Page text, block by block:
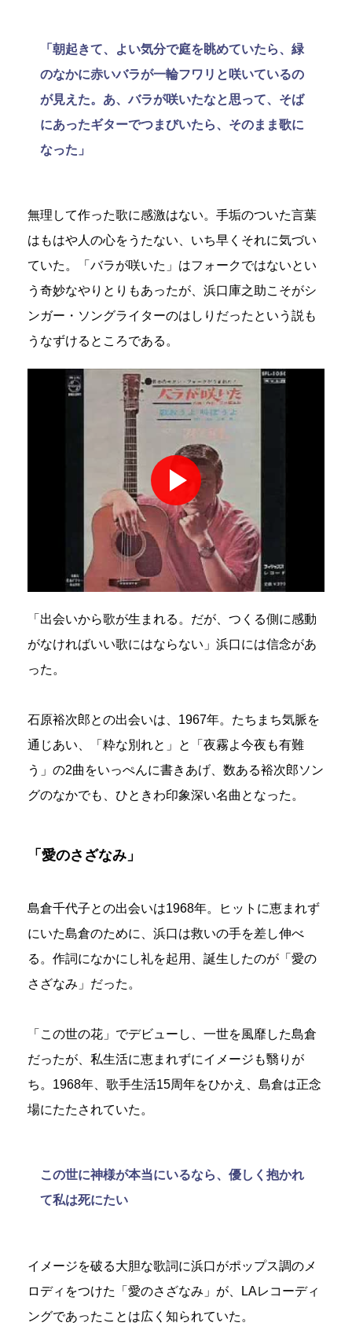
「朝起きて、よい気分で庭を眺めていたら、緑
のなかに赤いバラが一輪フワリと咲いているの
が見えた。あ、バラが咲いたなと思って、そば
にあったギターでつまびいたら、そのまま歌に
なった」
無理して作った歌に感激はない。手垢のついた言葉
はもはや人の心をうたない、いち早くそれに気づい
ていた。「バラが咲いた」はフォークではないとい
う奇妙なやりとりもあったが、浜口庫之助こそがシ
ンガー・ソングライターのはしりだったという説も
うなずけるところである。
「出会いから歌が生まれる。だが、つくる側に感動
がなければいい歌にはならない」浜口には信念があ
った。
石原裕次郎との出会いは、1967年。たちまち気脈を
通じあい、「粋な別れと」と「夜霧よ今夜も有難
う」の2曲をいっぺんに書きあげ、数ある裕次郎ソン
グのなかでも、ひときわ印象深い名曲となった。
「愛のさざなみ」
島倉千代子との出会いは1968年。ヒットに恵まれず
にいた島倉のために、浜口は救いの手を差し伸べ
る。作詞になかにし礼を起用、誕生したのが「愛の
さざなみ」だった。
「この世の花」でデビューし、一世を風靡した島倉
だったが、私生活に恵まれずにイメージも翳りが
ち。1968年、歌手生活15周年をひかえ、島倉は正念
場にたたされていた。
この世に神様が本当にいるなら、優しく抱かれ
て私は死にたい
イメージを破る大胆な歌詞に浜口がポップス調のメ
ロディをつけた「愛のさざなみ」が、LAレコーディ
ングであったことは広く知られていた。